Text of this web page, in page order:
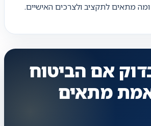
מתאים לתקציב ולצרכים האישיים.
אם הביטוח
מתאים